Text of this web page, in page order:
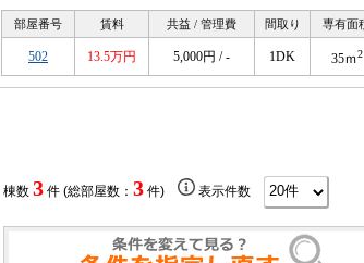
部屋番号 賃料 共益 / 管理費 間取り 専有面
502 13.5万円 5,000円 / - 1DK 35ｍ2
棟数 3件 (総部屋数： 3件) 表示件数